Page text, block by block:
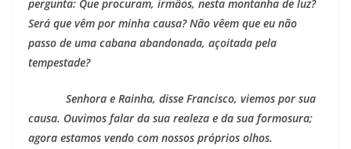
pergunta: Que procuram, irmãos, nesta montanha de luz?
Será que vêm por minha causa? Não vêem que eu não
passo de uma cabana abandonada, açoitada pela
tempestade?
Senhora e Rainha, disse Francisco, viemos por sua
causa. Ouvimos falar da sua realeza e da sua formosura;
agora estamos vendo com nossos próprios olhos.